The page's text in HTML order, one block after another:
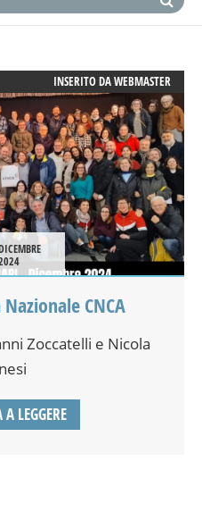
INSERITO DAWEBMASTER
CNCA
Zoccatelli e Nicola
LEGGERE